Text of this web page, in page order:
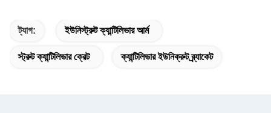
ট্যাগ: ইউনিস্ট্রুট ক্যান্টিলিভার আর্ম
স্ট্রুট ক্যান্টিলিভার ক্রেট ক্যান্টিলিভার ইউনিক্রুট ব্র্যাকেট